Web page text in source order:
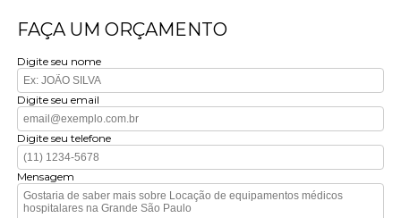
FAÇA UM ORÇAMENTO
Digite seu nome
Digite seu email
Digite seu telefone
Mensagem